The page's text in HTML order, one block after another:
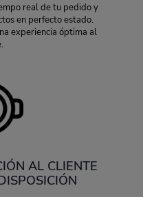
real de tu pedido y
en perfecto estado.
experiencia óptima al
AL CLIENTE